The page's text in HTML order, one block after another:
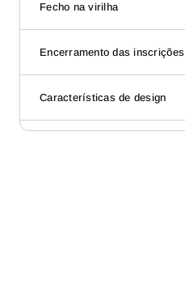
Fecho na virilha
Encerramento das inscrições
Características de design